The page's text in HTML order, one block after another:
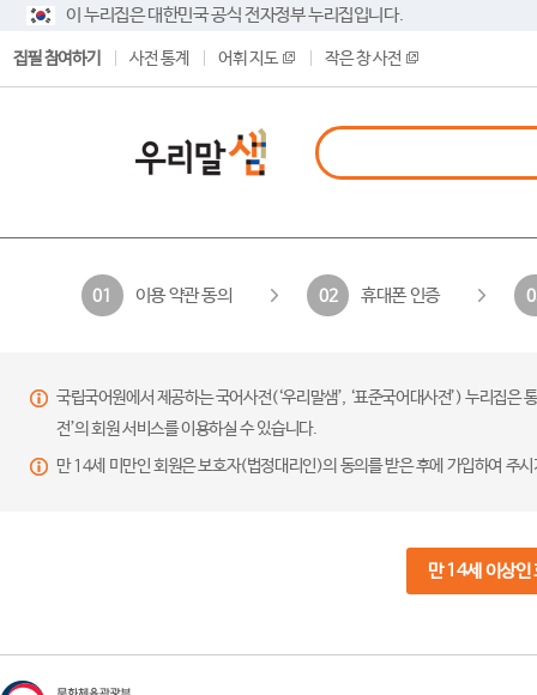
이 누리집은 대한민국 공식 전자정부 누리집입니다.
집필 참여하기 사전 통계 어휘 지도 작은 창 사전
01 이용 약관 동의 02 휴대폰 인증
국립국어원에서 제공하는 국어사전(‘우리말샘’, ‘표준국어대사전’) 누리집
전’의 회원 서비스를 이용하실 수 있습니다.
만 14세 미만인 회원은 보호자(법정대리인)의 동의를 받은 후에 가입하여 주
만 14세 이상인